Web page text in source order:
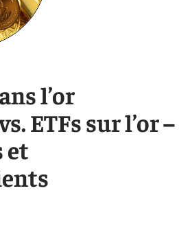
l’or
ETFs sur l’or –
et